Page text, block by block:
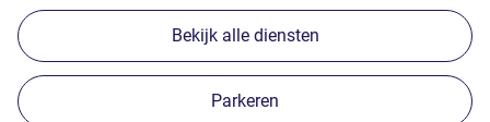
Bekijk alle diensten
Parkeren